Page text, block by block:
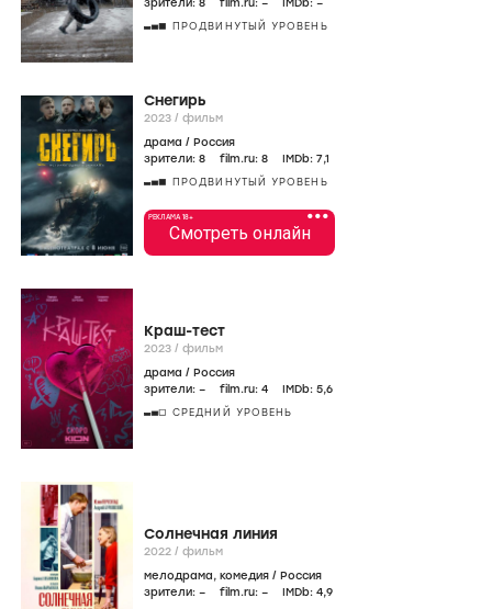
ПРОДВИНУТЫЙ УРОВЕНЬ
Снегирь
2023 / фильм
драма / Россия
зрители: 8 film.ru: 8 IMDb: 7,1
ПРОДВИНУТЫЙ УРОВЕНЬ
•••
РЕКЛАМА 18+
Смотреть онлайн
Краш-тест
2023 / фильм
драма / Россия
зрители: – film.ru: 4 IMDb: 5,6
СРЕДНИЙ УРОВЕНЬ
Солнечная линия
2022 / фильм
мелодрама, комедия / Россия
зрители: – film.ru: – IMDb: 4,9